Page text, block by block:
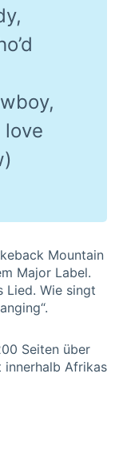
love
Mountain
Major Label.
Lied. Wie singt
Seiten über
innerhalb Afrikas